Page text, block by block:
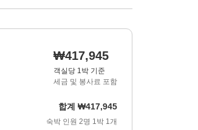
₩417,945
객실당 1박 기준
세금 및 봉사료 포함
합계 ₩417,945
숙박 인원 2명 1박 1개